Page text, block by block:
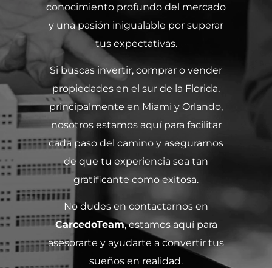
conocimiento profundo del mercado
y una pasión inigualable por superar
tus expectativas.
Si buscas invertir, comprar o vender
propiedades en el sur de la Florida,
principalmente en Miami y Orlando,
nosotros estamos aquí para facilitar
cada paso del camino y asegurarnos
de que tu experiencia sea tan
gratificante como exitosa.
No dudes en contactarnos en
CarcedoTeam, estamos aquí para
asesorarte y ayudarte a convertir tus
sueños en realidad.